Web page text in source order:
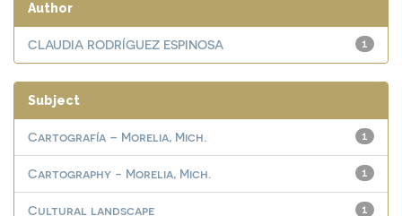
Author
1
CLAUDIA RODRÍGUEZ ESPINOSA
Subject
1
Cartografía – Morelia, Mich.
1
Cartography - Morelia, Mich.
1
Cultural landscape